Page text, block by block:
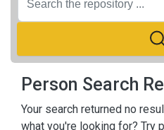
Person Search
Your search returned no
what you're looking for? Try